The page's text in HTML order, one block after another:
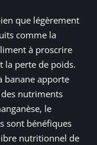
que légèrement
comme la
à proscrire
la perte de poids.
banane apporte
des nutriments
le
sont bénéfiques
nutritionnel de